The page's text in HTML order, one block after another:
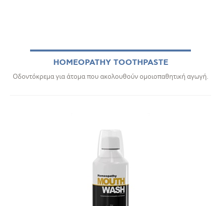
HOMEOPATHY TOOTHPASTE
Οδοντόκρεμα για άτομα που ακολουθούν ομοιοπαθητική αγωγή.